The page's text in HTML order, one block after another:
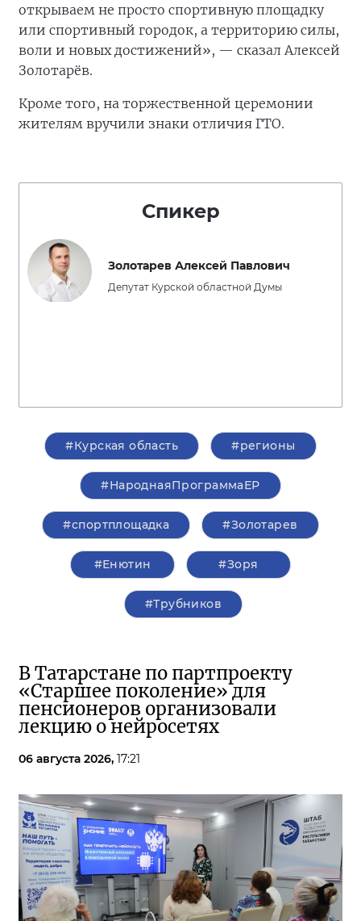
открываем не просто спортивную площадку
или спортивный городок, а территорию силы,
воли и новых достижений», — сказал Алексей
Золотарёв.
Кроме того, на торжественной церемонии
жителям вручили знаки отличия ГТО.
Спикер
Золотарев Алексей Павлович
Депутат Курской областной Думы
#Курская область #регионы
#НароднаяПрограммаЕР
#спортплощадка #Золотарев
#Енютин #Зоря
#Трубников
В Татарстане по партпроекту
«Старшее поколение» для
пенсионеров организовали
лекцию о нейросетях
06 августа 2026, 17:21